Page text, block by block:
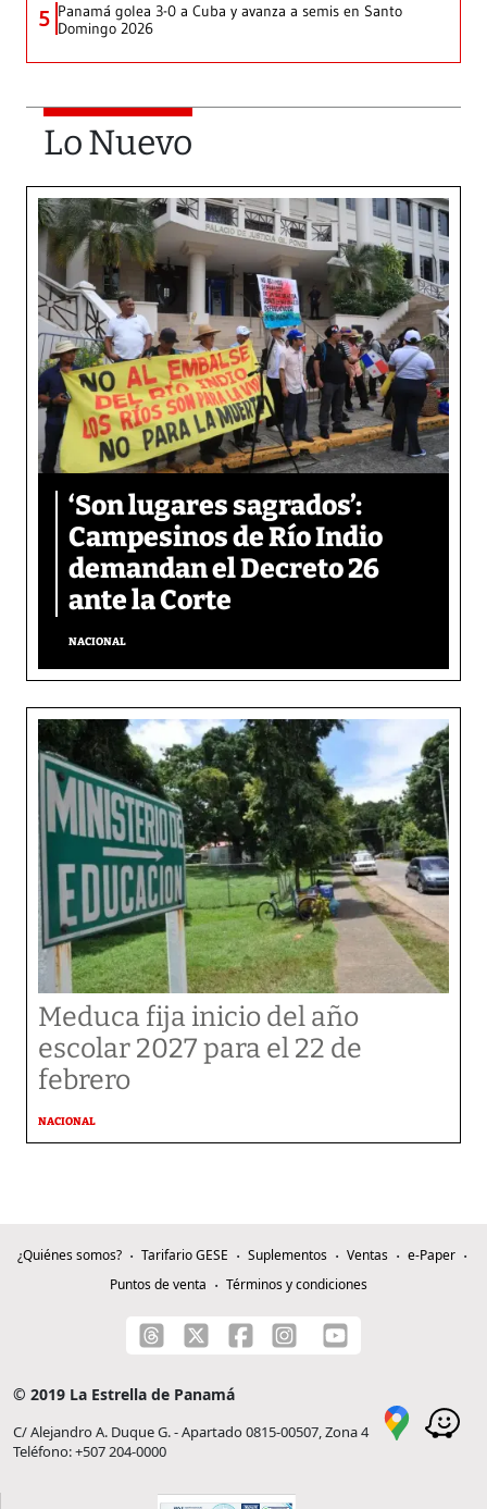
5 Panamá golea 3-0 a Cuba y avanza a semis en Santo
Domingo 2026
Lo Nuevo
‘Son lugares sagrados’:
Campesinos de Río Indio
demandan el Decreto 26
ante la Corte
NACIONAL
Meduca fija inicio del año
escolar 2027 para el 22 de
febrero
NACIONAL
¿Quiénes somos? Tarifario GESE Suplementos Ventas
e-Paper
Puntos de venta
Términos y condiciones
© 2019 La Estrella de Panamá
C/ Alejandro A. Duque G. - Apartado 0815-00507, Zona 4
Teléfono: +507 204-0000